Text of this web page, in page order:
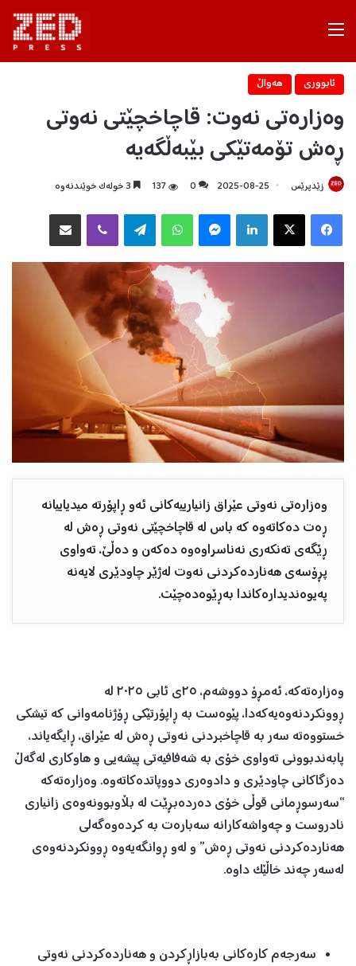
ئابووری هه‌واڵ
وەزارەتی نەوت: قاچاخچێتی نەوتی
ڕەش تۆمەتێکی بێبەڵگەیە
زێدپرێس 2025-08-25
0
137
X
Telegram
وەزارەتی نەوتی عێراق زانیارییەکانی ئەو ڕاپۆرتە میدیاییانە
ڕەت دەکاتەوە کە باس لە قاچاخچێتی نەوتی ڕەش لە
ڕێگەی تەنکەری نەناسراوەوە دەکەن و دەڵێ، تەواوی
پڕۆسەی هەناردەکردنی نەوت لەژێر چاودێری لایەنە
پەیوەندیدارەکاندا بەڕێوەدەچێت.
وەزارەتەکە، ئەمڕۆ دووشەم، ٢٥ی ئابی ٢٠٢٥ لە
ڕوونکردنەوەیەکەدا، پێوەست بە ڕاپۆرتێکی ڕۆژنامەوانی کە تیشکی
خستووەتە سەر بە قاچاخبردنی نەوتی ڕەش لە عێراق، ڕایگەیاند،
پابەندبوونی تەواوی خۆی بە شەفافیەتی پیشەیی و هاوکاری لەگەڵ
دەزگاکانی چاودێری و دادوەری دووپاتدەکاتەوە. وەزارەتەکە
“سەرسوڕمانی قوڵی خۆی دەردەبڕێت لە بڵاوبوونەوەی زانیاری
نادروست و چەواشەکارانە سەبارەت بە کردەوەگەلی
هەناردەکردنی نەوتی ڕەش” و لەو ڕوانگەیەوە ڕوونکردنەوەی
لەسەر چەند خاڵێک داوە.
سەرجەم کارەکانی بەبازاڕکردن و هەناردەکردنی نەوتی